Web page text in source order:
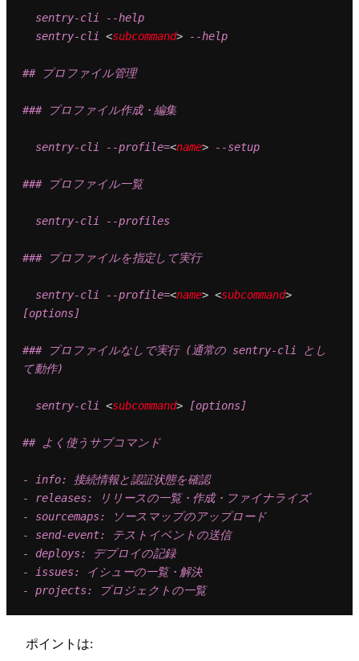
  sentry-cli
<subcommand> --help
## プロファイル管理
### プロファイル作成・編集
  sentry-cli --profile=
<name> --setup
### プロファイル一覧
### プロファイルを指定して実行
  sentry-cli --profile=
<name> <subcommand>
[options]
### プロファイルなしで実行 (通常の sentry-cli とし
て動作)
  sentry-cli
<subcommand> [options]
## よく使うサブコマンド
- info: 接続情報と認証状態を確認
- releases: リリースの一覧・作成・ファイナライズ
- sourcemaps: ソースマップのアップロード
- send-event: テストイベントの送信
- deploys: デプロイの記録
- issues: イシューの一覧・解決
- projects: プロジェクトの一覧
ポイントは: